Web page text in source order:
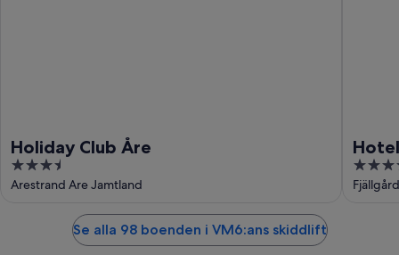
Holiday Club Åre
3.5
out
Arestrand Are Jamtland
3.5
out
Se alla 98 boenden i VM6:ans skiddlift